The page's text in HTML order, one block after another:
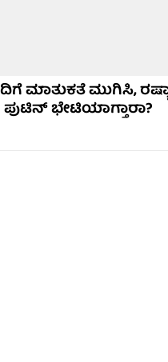
ಮಾತುಕತೆ ಮುಗಿಸಿ,
ಭೇಟಿಯಾಗ್ತಾರಾ?